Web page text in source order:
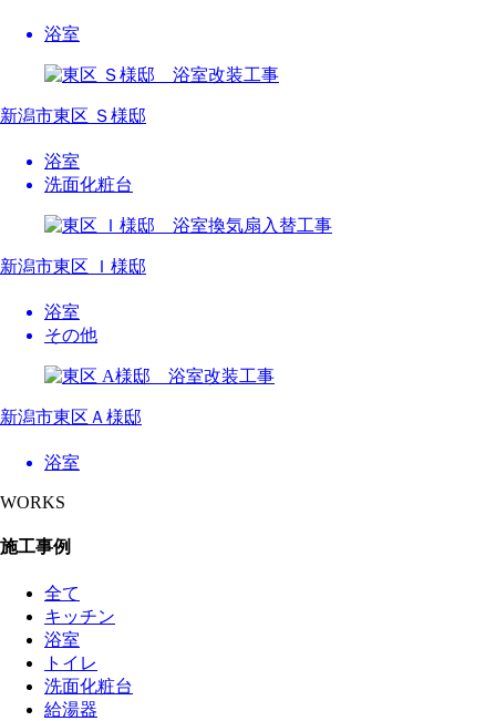
浴室
新潟市東区 Ｓ様邸
浴室
洗面化粧台
新潟市東区 Ｉ様邸
浴室
その他
新潟市東区Ａ様邸
浴室
WORKS
施工事例
全て
キッチン
浴室
トイレ
洗面化粧台
給湯器